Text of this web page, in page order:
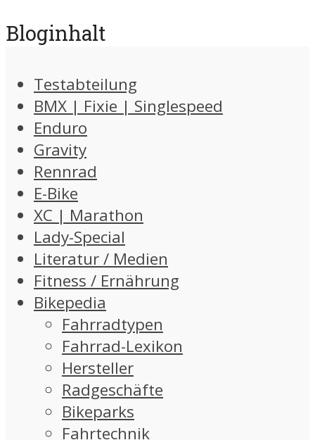
Bloginhalt
Testabteilung
BMX | Fixie | Singlespeed
Enduro
Gravity
Rennrad
E-Bike
XC | Marathon
Lady-Special
Literatur / Medien
Fitness / Ernährung
Bikepedia
Fahrradtypen
Fahrrad-Lexikon
Hersteller
Radgeschäfte
Bikeparks
Fahrtechnik